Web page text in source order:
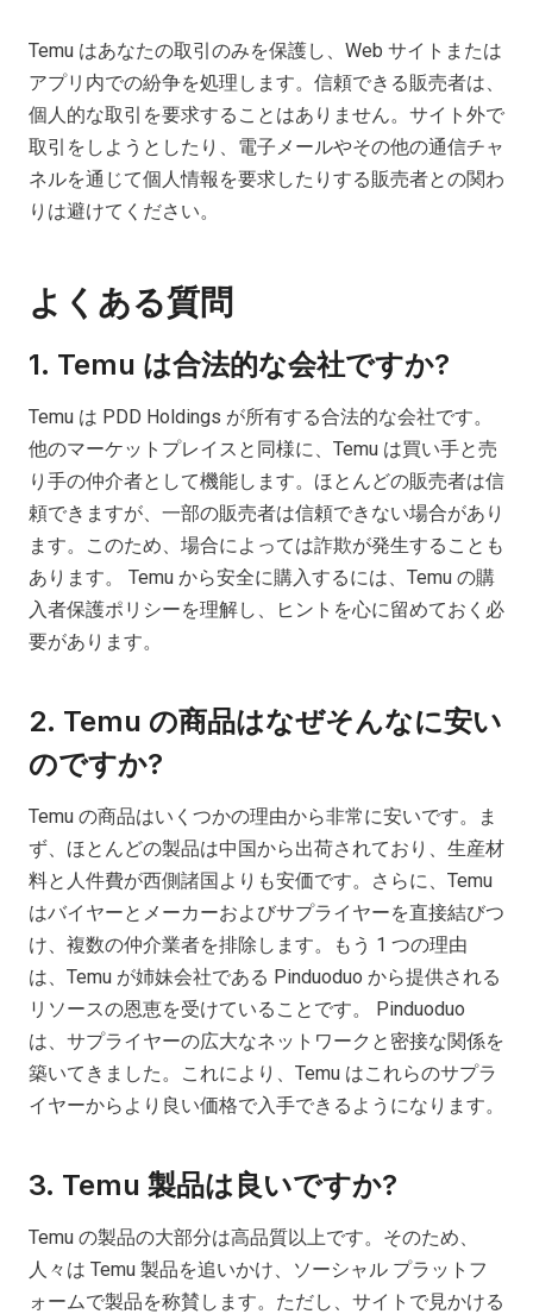
Temu はあなたの取引のみを保護し、Web サイトまたは
アプリ内での紛争を処理します。信頼できる販売者は、
個人的な取引を要求することはありません。サイト外で
取引をしようとしたり、電子メールやその他の通信チャ
ネルを通じて個人情報を要求したりする販売者との関わ
りは避けてください。
よくある質問
1. Temu は合法的な会社ですか?
Temu は PDD Holdings が所有する合法的な会社です。
他のマーケットプレイスと同様に、Temu は買い手と売
り手の仲介者として機能します。ほとんどの販売者は信
頼できますが、一部の販売者は信頼できない場合があり
ます。このため、場合によっては詐欺が発生することも
あります。 Temu から安全に購入するには、Temu の購
入者保護ポリシーを理解し、ヒントを心に留めておく必
要があります。
2. Temu の商品はなぜそんなに安い
のですか?
Temu の商品はいくつかの理由から非常に安いです。ま
ず、ほとんどの製品は中国から出荷されており、生産材
料と人件費が西側諸国よりも安価です。さらに、Temu
はバイヤーとメーカーおよびサプライヤーを直接結びつ
け、複数の仲介業者を排除します。もう 1 つの理由
は、Temu が姉妹会社である Pinduoduo から提供される
リソースの恩恵を受けていることです。 Pinduoduo
は、サプライヤーの広大なネットワークと密接な関係を
築いてきました。これにより、Temu はこれらのサプラ
イヤーからより良い価格で入手できるようになります。
3. Temu 製品は良いですか?
Temu の製品の大部分は高品質以上です。そのため、
人々は Temu 製品を追いかけ、ソーシャル プラットフ
ォームで製品を称賛します。ただし、サイトで見かける